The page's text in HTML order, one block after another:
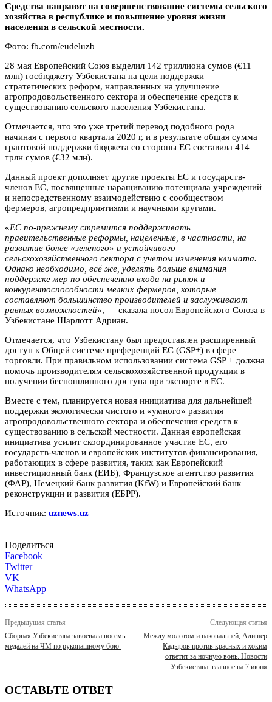
Средства направят на совершенствование системы сельского
хозяйства в республике и повышение уровня жизни
населения в сельской местности.
Фото: fb.com/eudeluzb
28 мая Европейский Союз выделил 142 триллиона сумов (€11
млн) госбюджету Узбекистана на цели поддержки
стратегических реформ, направленных на улучшение
агропродовольственного сектора и обеспечение средств к
существованию сельского населения Узбекистана.
Отмечается, что это уже третий перевод подобного рода
начиная с первого квартала 2020 г, и в результате общая сумма
грантовой поддержки бюджета со стороны ЕС составила 414
трлн сумов (€32 млн).
Данный проект дополняет другие проекты ЕС и государств-
членов ЕС, посвященные наращиванию потенциала учреждений
и непосредственному взаимодействию с сообществом
фермеров, агропредприятиями и научными кругами.
«ЕС по-прежнему стремится поддерживать
правительственные реформы, нацеленные, в частности, на
развитие более «зеленого» и устойчивого
сельскохозяйственного сектора с учетом изменения климата.
Однако необходимо, всё же, уделять больше внимания
поддержке мер по обеспечению входа на рынок и
конкурентоспособности мелких фермеров, которые
составляют большинство производителей и заслуживают
равных возможностей», — сказала посол Европейского Союза в
Узбекистане Шарлотт Адриан.
Отмечается, что Узбекистану был предоставлен расширенный
доступ к Общей системе преференций ЕС (GSP+) в сфере
торговли. При правильном использовании система GSP + должна
помочь производителям сельскохозяйственной продукции в
получении беспошлинного доступа при экспорте в ЕС.
Вместе с тем, планируется новая инициатива для дальнейшей
поддержки экологически чистого и «умного» развития
агропродовольственного сектора и обеспечения средств к
существованию в сельской местности. Данная европейская
инициатива усилит скоординированное участие ЕС, его
государств-членов и европейских институтов финансирования,
работающих в сфере развития, таких как Европейский
инвестиционный банк (ЕИБ), Французское агентство развития
(ФАР), Немецкий банк развития (KfW) и Европейский банк
реконструкции и развития (ЕБРР).
Источник: uznews.uz
Поделиться
Facebook
Twitter
VK
WhatsApp
Предыдущая статья
Сборная Узбекистана завоевала восемь
медалей на ЧМ по рукопашному бою
Следующая статья
Между молотом и наковальней, Алишер
Кадыров против красных и хоким
ответит за ночную вонь. Новости
Узбекистана: главное на 7 июня
ОСТАВЬТЕ ОТВЕТ